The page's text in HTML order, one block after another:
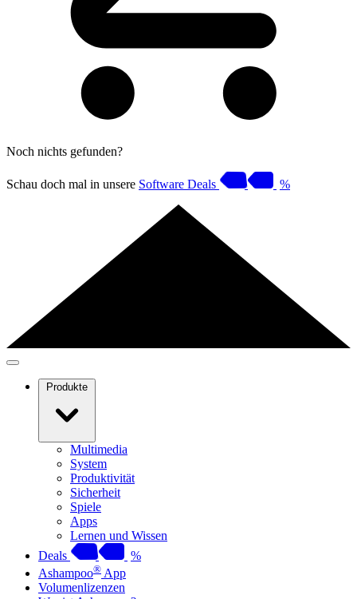
Noch nichts gefunden?
Schau doch mal in unsere Software Deals %
Produkte
Multimedia
System
Produktivität
Sicherheit
Spiele
Apps
Lernen und Wissen
Deals
%
Ashampoo® App
Volumenlizenzen